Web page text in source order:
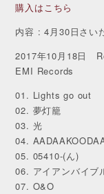
購入はこちら
内容 : 4月30日さい
2017年10月18日
EMI Records
01. Lights go out
02. 夢灯籠
03. 光
04.
05. 05410-(ん)
06. アイアンバイブ
07. O&O